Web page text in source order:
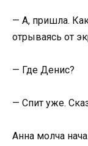
— А, пришла.
отрываясь от
— Где Денис?
— Спит уже.
Анна молча